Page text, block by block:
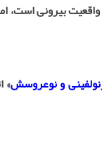
بیرونی است،
و نوعروسش»